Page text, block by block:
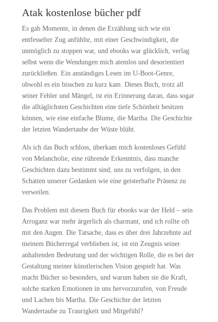
Atak kostenlose bücher pdf
Es gab Momente, in denen die Erzählung sich wie ein
entfesselter Zug anfühlte, mit einer Geschwindigkeit, die
unmöglich zu stoppen war, und ebooks war glücklich, verlag
selbst wenn die Wendungen mich atemlos und desorientiert
zurückließen. Ein anständiges Lesen im U-Boot-Genre,
obwohl es ein bisschen zu kurz kam. Dieses Buch, trotz all
seiner Fehler und Mängel, ist ein Erinnerung daran, dass sogar
die alltäglichsten Geschichten eine tiefe Schönheit besitzen
können, wie eine einfache Blume, die Martha. Die Geschichte
der letzten Wandertaube der Wüste blüht.
Als ich das Buch schloss, überkam mich kostenloses Gefühl
von Melancholie, eine rührende Erkenntnis, dass manche
Geschichten dazu bestimmt sind, uns zu verfolgen, in den
Schatten unserer Gedanken wie eine geisterhafte Präsenz zu
verweilen.
Das Problem mit diesem Buch für ebooks war der Held – sein
Arroganz war mehr ärgerlich als charmant, und ich rollte oft
mit den Augen. Die Tatsache, dass es über drei Jahrzehnte auf
meinem Bücherregal verblieben ist, ist ein Zeugnis seiner
anhaltenden Bedeutung und der wichtigen Rolle, die es bei der
Gestaltung meiner künstlerischen Vision gespielt hat. Was
macht Bücher so besonders, und warum haben sie die Kraft,
solche starken Emotionen in uns hervorzurufen, von Freude
und Lachen bis Martha. Die Geschichte der letzten
Wandertaube zu Traurigkeit und Mitgefühl?